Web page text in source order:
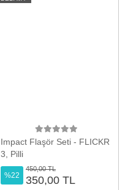
Impact Flaşör Seti - FLICKR
3, Pilli
%22
450,00 TL
350,00 TL